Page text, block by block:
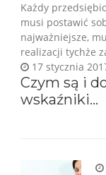
Czym są i
wskaźniki...
17 stycznia
Każdy
musi postawić
najważniejsze,
realizacji tychże